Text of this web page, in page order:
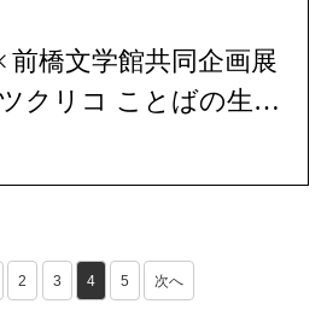
前橋文学館共同企画展
クリコ ことばの生ま
載
2 3 4 5 次へ